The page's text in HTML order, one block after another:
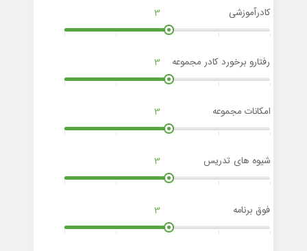
کادرآموزشی 3
رفتارو برخورد کادر مجموعه 3
امکانات مجموعه 3
شیوه های تدریس 3
فوق برنامه 3